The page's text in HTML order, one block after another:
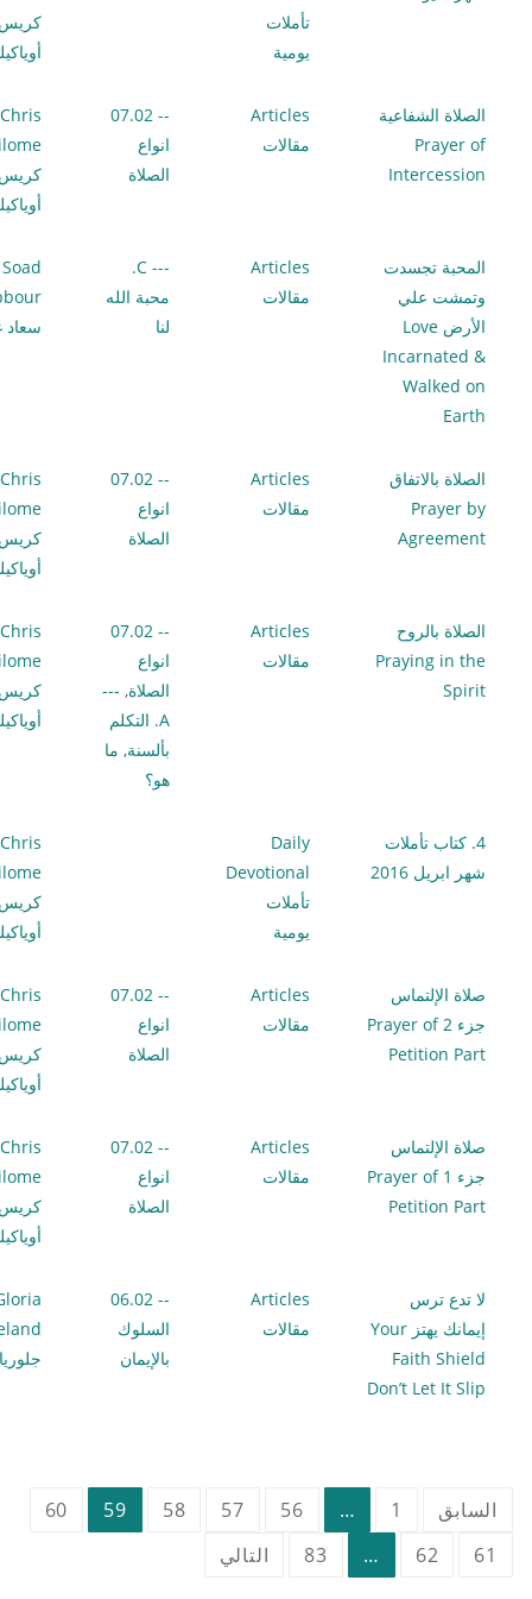
تأملات
يومية
الصلاة الشفاعية
Prayer of
Intercession
Articles
مقالات
-- 07.02
انواع
الصلاة
Chris
المحبة تجسدت
وتمشت علي
الأرض Love
Incarnated &
Walked on
Earth
Articles
مقالات
--- C.
محبة الله
لنا
Soad
سعاد
الصلاة بالاتفاق
Prayer by
Agreement
Articles
مقالات
-- 07.02
انواع
الصلاة
Chris
الصلاة بالروح
Praying in the
Spirit
Articles
مقالات
-- 07.02
انواع
الصلاة,
---
A. التكلم
بألسنة, ما
هو؟
Chris
4. كتاب تأملات
شهر ابريل 2016
Daily
Devotional
تأملات
يومية
Chris
صلاة الإلتماس
جزء 2 Prayer of
Petition Part
Articles
مقالات
-- 07.02
انواع
الصلاة
Chris
صلاة الإلتماس
جزء 1 Prayer of
Petition Part
Articles
مقالات
-- 07.02
انواع
الصلاة
Chris
لا تدع ترس
إيمانك يهتز Your
Faith Shield
Don’t Let It Slip
Articles
مقالات
-- 06.02
السلوك
بالإيمان
تعدد
صفحات
السابق 1
…
56
57
58
59
60
61
62
…
83 التالي